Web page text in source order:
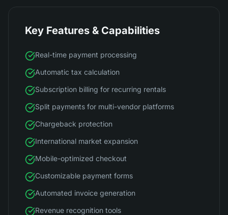
Key Features & Capabilities
Real-time payment processing
Automatic tax calculation
Subscription billing for recurring rentals
Split payments for multi-vendor platforms
Chargeback protection
International market expansion
Mobile-optimized checkout
Customizable payment forms
Automated invoice generation
Revenue recognition tools